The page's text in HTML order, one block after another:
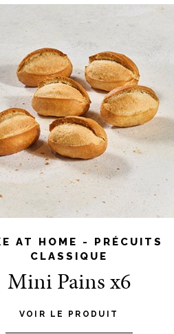
AT HOME - PRÉCUITS
CLASSIQUE
Mini Pains x6
VOIR LE PRODUIT